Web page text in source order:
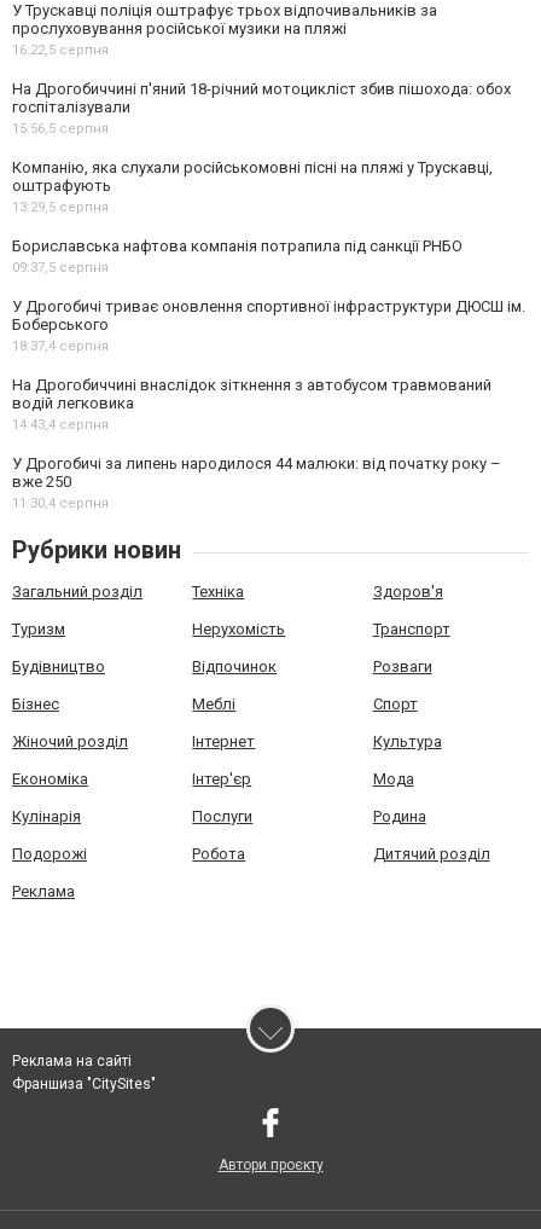
У Трускавці поліція оштрафує трьох відпочивальників за
прослуховування російської музики на пляжі
16:22,5 серпня
На Дрогобиччині п'яний 18-річний мотоцикліст збив пішохода: обох
госпіталізували
15:56,5 серпня
Компанію, яка слухали російськомовні пісні на пляжі у Трускавці,
оштрафують
13:29,5 серпня
Бориславська нафтова компанія потрапила під санкції РНБО
09:37,5 серпня
У Дрогобичі триває оновлення спортивної інфраструктури ДЮСШ ім.
Боберського
18:37,4 серпня
На Дрогобиччині внаслідок зіткнення з автобусом травмований
водій легковика
14:43,4 серпня
У Дрогобичі за липень народилося 44 малюки: від початку року –
вже 250
11:30,4 серпня
Рубрики новин
Загальний розділ Техніка Здоров'я
Туризм Нерухомість Транспорт
Будівництво Відпочинок Розваги
Бізнес Меблі Спорт
Жіночий розділ Інтернет Культура
Економіка Інтер'єр Мода
Кулінарія Послуги Родина
Подорожі Робота Дитячий розділ
Реклама
Реклама на сайті
Франшиза "CitySites"
Автори проєкту